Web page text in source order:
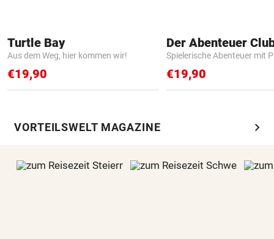
Turtle Bay
Aus dem Weg, hier kommen wir!
€19,90
Der Abenteuer
Spielerische Abenteuer mit
€19,90
VORTEILSWELT MAGAZINE chevron_right